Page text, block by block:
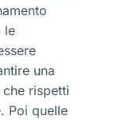
le
una
rispetti
Poi quelle